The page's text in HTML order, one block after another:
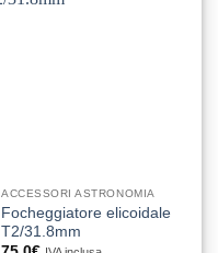
ACCESSORI ASTRONOMIA
Focheggiatore elicoidale
T2/31.8mm